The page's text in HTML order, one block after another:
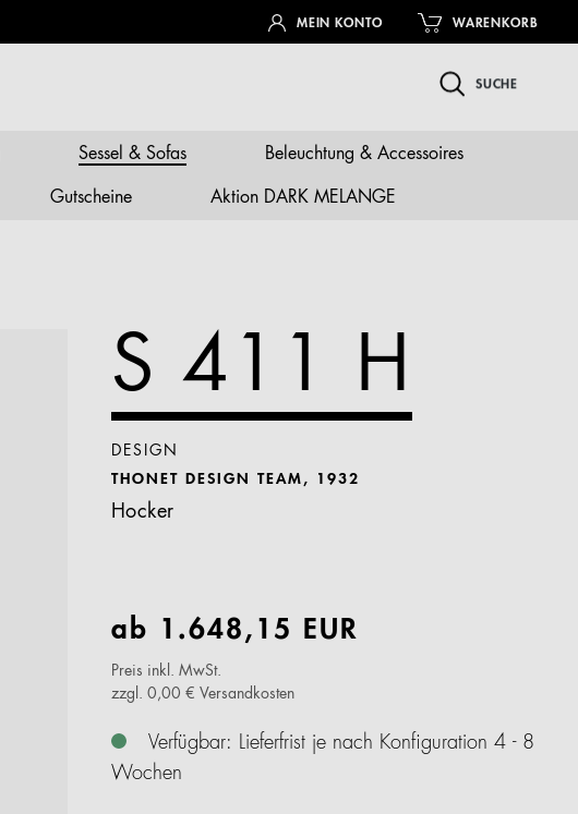
MEIN KONTO WARENKORB
SUCHE
Sessel & Sofas Beleuchtung & Accessoires
Gutscheine Aktion DARK MELANGE
S 411 H
DESIGN
THONET DESIGN TEAM, 1932
Hocker
ab 1.648,15 EUR
Preis inkl. MwSt.
zzgl. 0,00 € Versandkosten
Verfügbar: Lieferfrist je nach Konfiguration 4 - 8
Wochen